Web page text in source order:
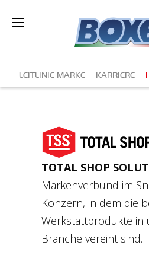
zum
Inhalt
Secondary
LEITLINIE MARKE KARRIERE
TOTAL SHOP
Markenverbund im
Konzern, in dem die
Werkstattprodukte in
Branche vereint sind.